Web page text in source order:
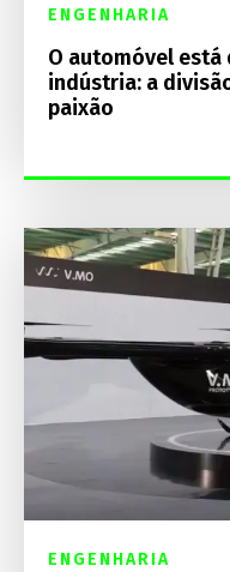
ENGENHARIA
O automóvel está
indústria: a
paixão
ENGENHARIA